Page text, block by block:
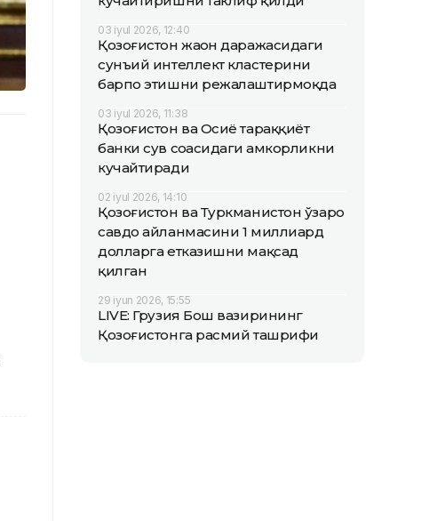
03 iyul 2026, 12:40
Қозоғистон жаҳон даражасидаги
сунъий интеллект кластерини
барпо этишни режалаштирмоқда
03 iyul 2026, 11:38
Қозоғистон ва Осиё тараққиёт
банки сув соҳасидаги ҳамкорликни
кучайтиради
02 iyul 2026, 14:10
Қозоғистон ва Туркманистон ўзаро
савдо айланмасини 1 миллиард
долларга етказишни мақсад
қилган
29 iyun 2026, 15:55
LIVE: Грузия Бош вазирининг
Қозоғистонга расмий ташрифи